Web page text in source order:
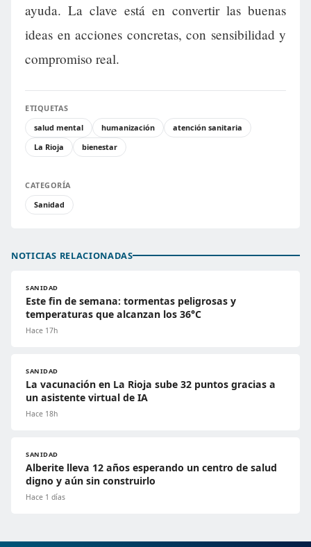
ayuda. La clave está en convertir las buenas
ideas en acciones concretas, con sensibilidad y
compromiso real.
ETIQUETAS
salud mental
humanización
atención sanitaria
La Rioja
bienestar
CATEGORÍA
Sanidad
NOTICIAS RELACIONADAS
SANIDAD
Este fin de semana: tormentas peligrosas y
temperaturas que alcanzan los 36°C
Hace 17h
SANIDAD
La vacunación en La Rioja sube 32 puntos gracias a
un asistente virtual de IA
Hace 18h
SANIDAD
Alberite lleva 12 años esperando un centro de salud
digno y aún sin construirlo
Hace 1 días